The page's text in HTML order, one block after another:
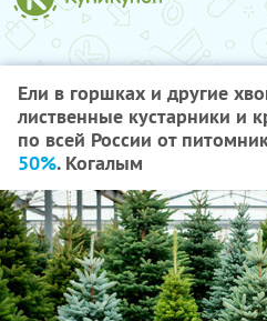
Ели в горшках и другие
лиственные кустарники и
по всей России от
50%. Когалым